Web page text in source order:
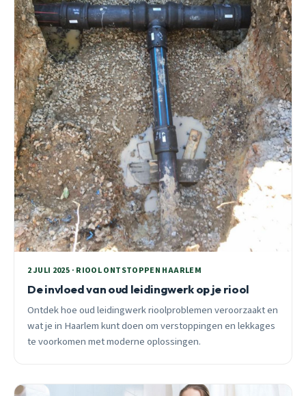
2 JULI 2025 · RIOOL ONTSTOPPEN HAARLEM
De invloed van oud leidingwerk op je riool
Ontdek hoe oud leidingwerk rioolproblemen veroorzaakt en
wat je in Haarlem kunt doen om verstoppingen en lekkages
te voorkomen met moderne oplossingen.